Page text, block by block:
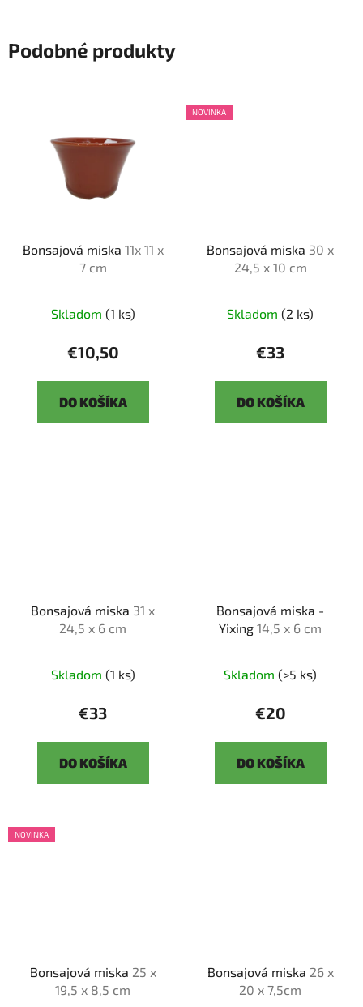
Podobné produkty
Bonsajová miska 11x 11 x
7 cm
Skladom (1 ks)
€10,50
DO KOŠÍKA
NOVINKA
Bonsajová miska 30 x
24,5 x 10 cm
Skladom (2 ks)
€33
DO KOŠÍKA
Bonsajová miska 31 x
24,5 x 6 cm
Skladom (1 ks)
€33
DO KOŠÍKA
Bonsajová miska -
Yixing 14,5 x 6 cm
Skladom (>5 ks)
€20
DO KOŠÍKA
NOVINKA
Bonsajová miska 25 x
19,5 x 8,5 cm
Bonsajová miska 26 x
20 x 7,5cm